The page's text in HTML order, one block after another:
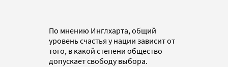
По мнению Инглхарта, общий
уровень счастья у нации зависит от
того, в какой степени общество
допускает свободу выбора.